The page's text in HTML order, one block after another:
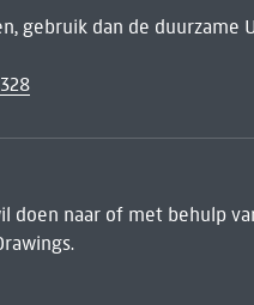
gebruik dan de duurzame
doen naar of met behulp